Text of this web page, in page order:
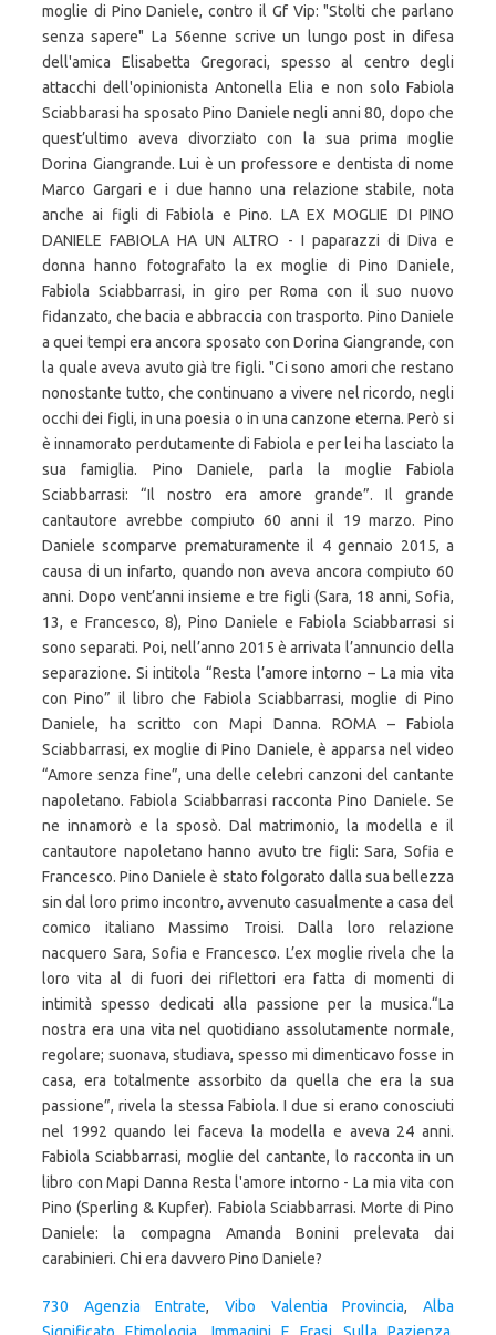
moglie di Pino Daniele, contro il Gf Vip: "Stolti che parlano
senza sapere" La 56enne scrive un lungo post in difesa
dell'amica Elisabetta Gregoraci, spesso al centro degli
attacchi dell'opinionista Antonella Elia e non solo Fabiola
Sciabbarasi ha sposato Pino Daniele negli anni 80, dopo che
quest’ultimo aveva divorziato con la sua prima moglie
Dorina Giangrande. Lui è un professore e dentista di nome
Marco Gargari e i due hanno una relazione stabile, nota
anche ai figli di Fabiola e Pino. LA EX MOGLIE DI PINO
DANIELE FABIOLA HA UN ALTRO - I paparazzi di Diva e
donna hanno fotografato la ex moglie di Pino Daniele,
Fabiola Sciabbarrasi, in giro per Roma con il suo nuovo
fidanzato, che bacia e abbraccia con trasporto. Pino Daniele
a quei tempi era ancora sposato con Dorina Giangrande, con
la quale aveva avuto già tre figli. "Ci sono amori che restano
nonostante tutto, che continuano a vivere nel ricordo, negli
occhi dei figli, in una poesia o in una canzone eterna. Però si
è innamorato perdutamente di Fabiola e per lei ha lasciato la
sua famiglia. Pino Daniele, parla la moglie Fabiola
Sciabbarrasi: “Il nostro era amore grande”. Il grande
cantautore avrebbe compiuto 60 anni il 19 marzo. Pino
Daniele scomparve prematuramente il 4 gennaio 2015, a
causa di un infarto, quando non aveva ancora compiuto 60
anni. Dopo vent’anni insieme e tre figli (Sara, 18 anni, Sofia,
13, e Francesco, 8), Pino Daniele e Fabiola Sciabbarrasi si
sono separati. Poi, nell’anno 2015 è arrivata l’annuncio della
separazione. Si intitola “Resta l’amore intorno – La mia vita
con Pino” il libro che Fabiola Sciabbarrasi, moglie di Pino
Daniele, ha scritto con Mapi Danna. ROMA – Fabiola
Sciabbarrasi, ex moglie di Pino Daniele, è apparsa nel video
“Amore senza fine”, una delle celebri canzoni del cantante
napoletano. Fabiola Sciabbarrasi racconta Pino Daniele. Se
ne innamorò e la sposò. Dal matrimonio, la modella e il
cantautore napoletano hanno avuto tre figli: Sara, Sofia e
Francesco. Pino Daniele è stato folgorato dalla sua bellezza
sin dal loro primo incontro, avvenuto casualmente a casa del
comico italiano Massimo Troisi. Dalla loro relazione
nacquero Sara, Sofia e Francesco. L’ex moglie rivela che la
loro vita al di fuori dei riflettori era fatta di momenti di
intimità spesso dedicati alla passione per la musica.“La
nostra era una vita nel quotidiano assolutamente normale,
regolare; suonava, studiava, spesso mi dimenticavo fosse in
casa, era totalmente assorbito da quella che era la sua
passione”, rivela la stessa Fabiola. I due si erano conosciuti
nel 1992 quando lei faceva la modella e aveva 24 anni.
Fabiola Sciabbarrasi, moglie del cantante, lo racconta in un
libro con Mapi Danna Resta l'amore intorno - La mia vita con
Pino (Sperling & Kupfer). Fabiola Sciabbarrasi. Morte di Pino
Daniele: la compagna Amanda Bonini prelevata dai
carabinieri. Chi era davvero Pino Daniele?
730 Agenzia Entrate,Vibo Valentia Provincia,Alba